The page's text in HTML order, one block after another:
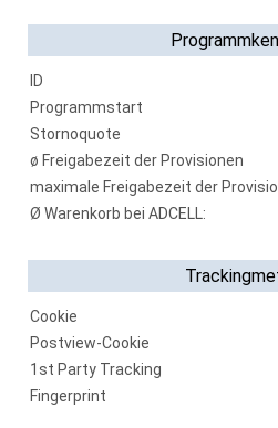
ID
Programmstart
Stornoquote
ø Freigabezeit der Provisionen
maximale Freigabezeit der
Ø Warenkorb bei ADCELL:
Cookie
Postview-Cookie
1st Party Tracking
Fingerprint